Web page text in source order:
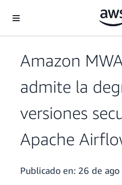
Amazon
admite la
versiones
Apache
Publicado en: 26 de